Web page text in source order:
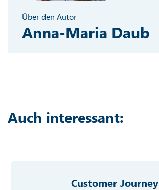
Über den Autor
Anna-Maria Daub
Auch interessant:
Customer Journey